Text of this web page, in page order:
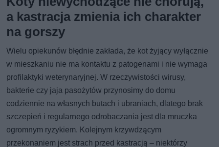
a kastracja zmienia ich charakter
na gorszy
Wielu opiekunów błędnie zakłada, że kot żyjący wyłącznie
w mieszkaniu nie ma kontaktu z patogenami i nie wymaga
profilaktyki weterynaryjnej. W rzeczywistości wirusy,
bakterie czy jaja pasożytów przynosimy do domu
codziennie na własnych butach i ubraniach, dlatego brak
szczepień i regularnego odrobaczania jest dla mruczka
ogromnym ryzykiem. Kolejnym krzywdzącym
przekonaniem jest strach przed kastracją – niektórzy